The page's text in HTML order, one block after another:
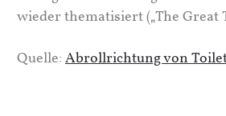
wieder thematisiert („The Great
Quelle: Abrollrichtung von